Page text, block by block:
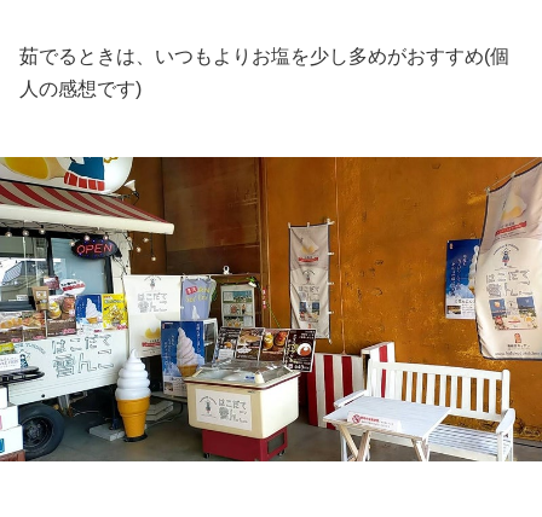
茹でるときは、いつもよりお塩を少し多めがおすすめ(個
人の感想です)